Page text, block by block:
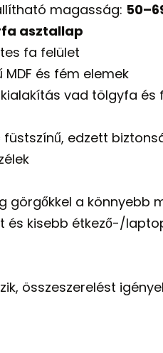
magasság:
asztallap
fa felület
és fém elemek
vad tölgyfa és
edzett
görgőkkel a könnyebb
és kisebb étkező-/
összeszerelést igényel